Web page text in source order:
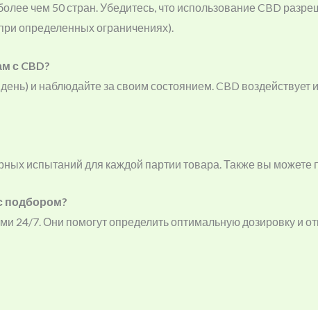
чем 50 стран. Убедитесь, что использование CBD
определенных ограничениях).
с CBD?
и наблюдайте за своим состоянием. CBD
испытаний для каждой партии товара. Также вы можете
подбором?
24/7. Они помогут определить оптимальную дозировку и